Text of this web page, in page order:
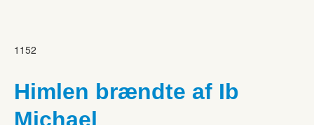
1152
Himlen brændte af Ib
Michael